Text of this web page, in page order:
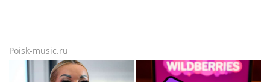
Poisk-music.ru